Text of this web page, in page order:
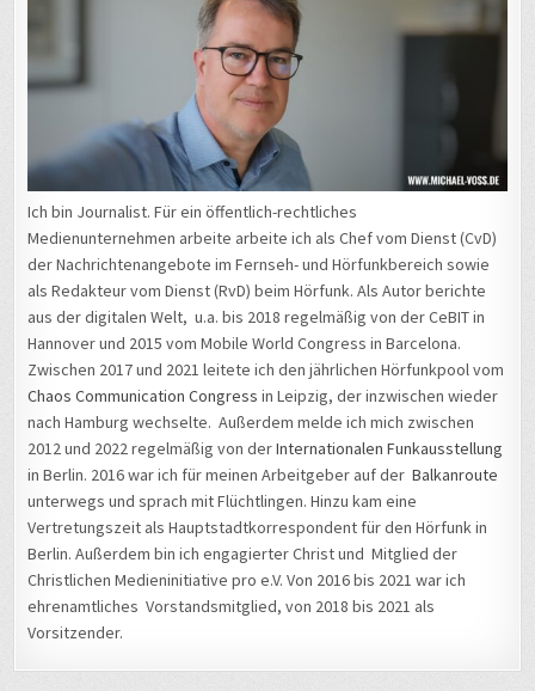
Ich bin Journalist. Für ein öffentlich-rechtliches
Medienunternehmen arbeite arbeite ich als Chef vom Dienst (CvD)
der Nachrichtenangebote im Fernseh- und Hörfunkbereich sowie
als Redakteur vom Dienst (RvD) beim Hörfunk. Als Autor berichte
aus der digitalen Welt, u.a. bis 2018 regelmäßig von der CeBIT in
Hannover und 2015 vom Mobile World Congress in Barcelona.
Zwischen 2017 und 2021 leitete ich den jährlichen Hörfunkpool vom
Chaos Communication Congress in Leipzig, der inzwischen wieder
nach Hamburg wechselte. Außerdem melde ich mich zwischen
2012 und 2022 regelmäßig von derInternationalen Funkausstellung
in Berlin. 2016 war ich für meinen Arbeitgeber auf derBalkanroute
unterwegs und sprach mit Flüchtlingen. Hinzu kam eine
Vertretungszeit als Hauptstadtkorrespondent für den Hörfunk in
Berlin. Außerdem bin ich engagierter Christ und Mitglied der
Christlichen Medieninitiative pro e.V. Von 2016 bis 2021 war ich
ehrenamtliches Vorstandsmitglied, von 2018 bis 2021 als
Vorsitzender.